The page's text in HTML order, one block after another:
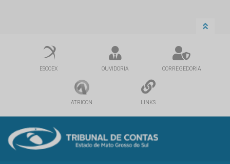
ESCOEX OUVIDORIA CORREGEDORIA
ATRICON LINKS